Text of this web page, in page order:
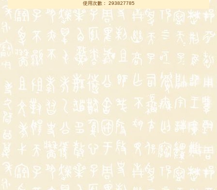
使用次數： 293827785